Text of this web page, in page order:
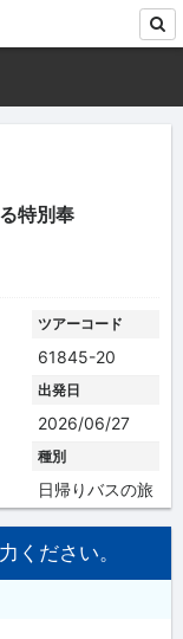
特別奉
ツアーコード
61845-20
出発日
2026/06/27
種別
日帰りバスの旅
ください。